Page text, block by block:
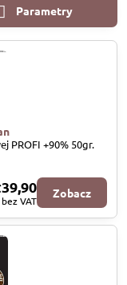
Parametry
PROFI +90% 50gr.
bez VAT
Zobacz